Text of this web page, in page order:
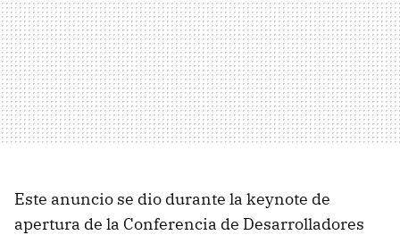
Este anuncio se dio durante la keynote de
apertura de la Conferencia de Desarrolladores